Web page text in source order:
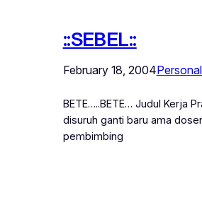
::SEBEL::
February 18, 2004
BETE…..BETE… Judul Kerja
disuruh ganti baru ama
pembimbing